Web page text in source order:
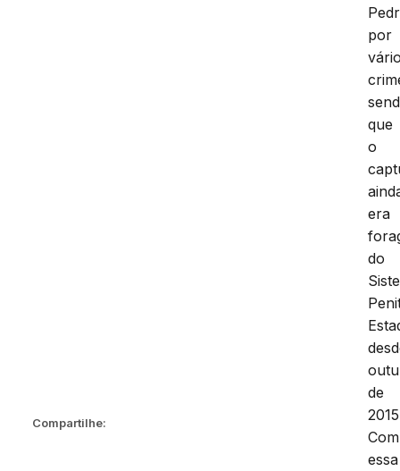
Compartilhe:
por
que
o
era
do
de
Com
essa